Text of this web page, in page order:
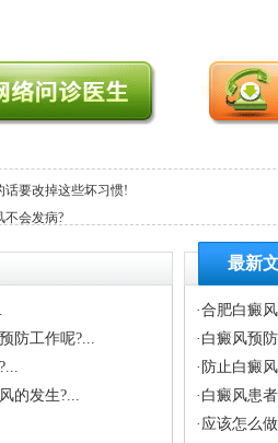
话要改掉这些坏习惯!
不会发病?
防工作呢?...
的发生?...
最新
·合肥白癜
· 白癜风预
· 防止白癜
· 白癜风患
· 应该怎么